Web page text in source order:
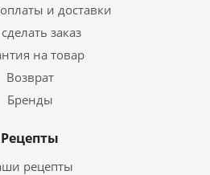
и доставки
заказ
на товар
Возврат
Бренды
Рецепты
рецепты